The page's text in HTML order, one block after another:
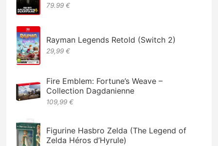
79.99 €
Rayman Legends Retold (Switch 2)
29,99 €
Fire Emblem: Fortune’s Weave –
Collection Dagdanienne
109,99 €
Figurine Hasbro Zelda (The Legend of
Zelda Héros d’Hyrule)